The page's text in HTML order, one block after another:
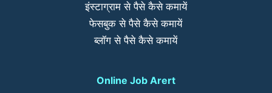
इंस्टाग्राम से पैसे कैसे कमायें
फेसबुक से पैसे कैसे कमायें
ब्लॉग से पैसे कैसे कमायें
Online Job Arert